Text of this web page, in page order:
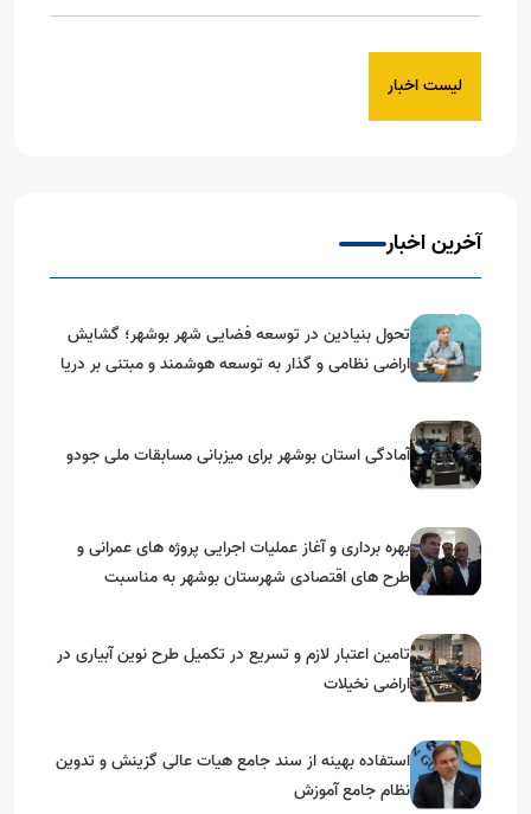
لیست اخبار
آخرین اخبار
تحول بنیادین در توسعه فضایی شهر بوشهر؛ گشایش
اراضی نظامی و گذار به توسعه هوشمند و مبتنی بر دریا
آمادگی استان بوشهر برای میزبانی مسابقات ملی جودو
بهره برداری و آغاز عملیات اجرایی پروژه های عمرانی و
طرح های اقتصادی شهرستان بوشهر به مناسبت
تامین اعتبار لازم و تسریع در تکمیل طرح نوین آبیاری در
اراضی نخیلات
استفاده بهینه از سند جامع هیات عالی گزینش و‌ تدوین
نظام جامع آموزش